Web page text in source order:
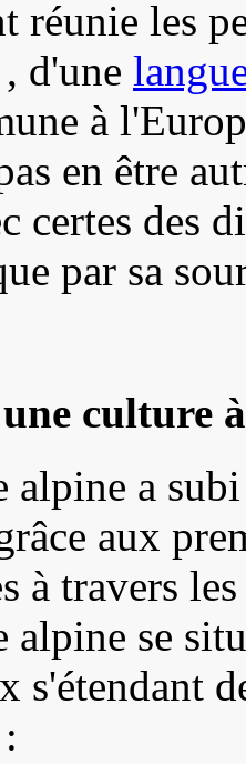
réunie les
d'une
à
en être
certes des
par sa
culture
alpine a
aux
à travers
alpine se
s'étendant